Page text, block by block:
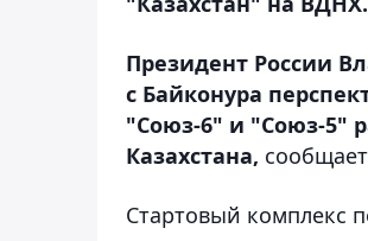
Президент России
с Байконура
"Союз-6" и "Союз-5"
Казахстана, сообщает
Стартовый комплекс